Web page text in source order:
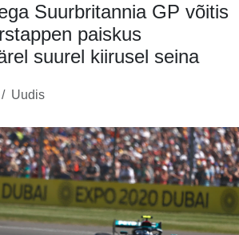
Suurbritannia GP võitis
paiskus
suurel kiirusel seina
Uudis